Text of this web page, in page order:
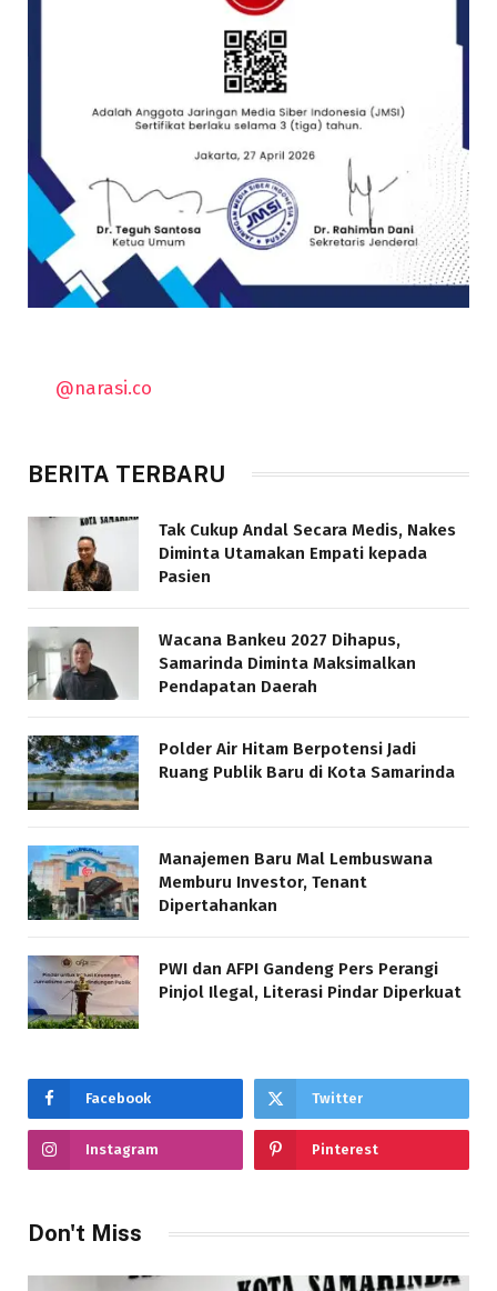
@narasi.co
BERITA TERBARU
Tak Cukup Andal Secara Medis, Nakes
Diminta Utamakan Empati kepada
Pasien
Wacana Bankeu 2027 Dihapus,
Samarinda Diminta Maksimalkan
Pendapatan Daerah
Polder Air Hitam Berpotensi Jadi
Ruang Publik Baru di Kota Samarinda
Manajemen Baru Mal Lembuswana
Memburu Investor, Tenant
Dipertahankan
PWI dan AFPI Gandeng Pers Perangi
Pinjol Ilegal, Literasi Pindar Diperkuat
Facebook Twitter
Instagram Pinterest
Don't Miss